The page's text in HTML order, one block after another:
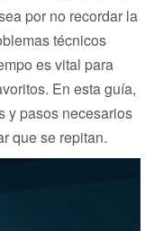
por no recordar la
técnicos
es vital para
En esta guía,
y pasos necesarios
que se repitan.